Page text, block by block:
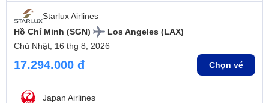
Starlux Airlines
Hồ Chí Minh (SGN)
Los Angeles (LAX)
Chủ Nhật, 16 thg 8, 2026
17.294.000 đ Chọn vé
Japan Airlines